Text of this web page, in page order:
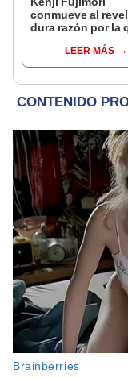
conmueve al
dura razón por la
esposa Erika
proceso judicial"
LEER MÁS